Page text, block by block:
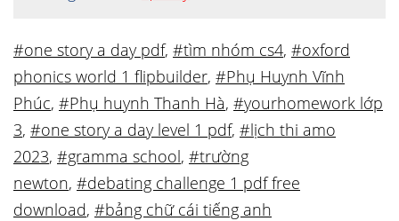
#one story a day pdf, #tìm nhóm cs4, #oxford
phonics world 1 flipbuilder, #Phụ Huynh Vĩnh
Phúc, #Phụ huynh Thanh Hà, #yourhomework lớp
3, #one story a day level 1 pdf, #lịch thi amo
2023, #gramma school, #trường
newton, #debating challenge 1 pdf free
download, #bảng chữ cái tiếng anh